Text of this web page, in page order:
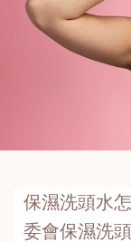
保濕洗頭水
委會保濕洗